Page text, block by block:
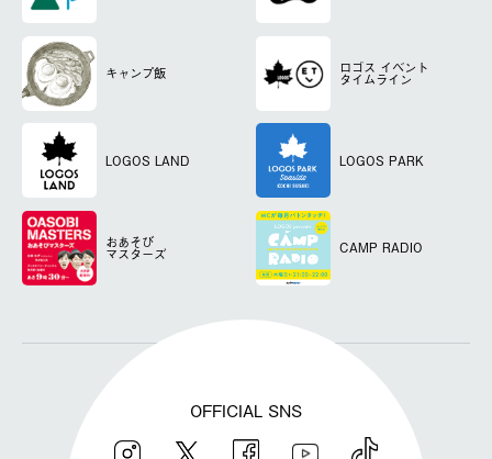
キャンプ飯 ロゴス イベント
タイムライン
LOGOS LAND LOGOS PARK
おあそび
マスターズ CAMP RADIO
OFFICIAL SNS